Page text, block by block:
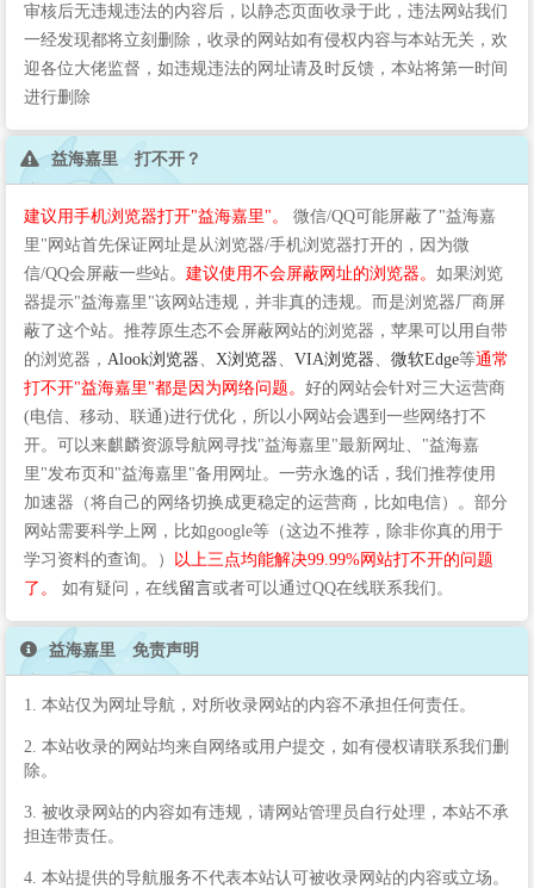
审核后无违规违法的内容后，以静态页面收录于此，违法网站我们
一经发现都将立刻删除，收录的网站如有侵权内容与本站无关，欢
迎各位大佬监督，如违规违法的网址请及时反馈，本站将第一时间
进行删除
益海嘉里 打不开？
建议用手机浏览器打开"益海嘉里"。
微信/QQ可能屏蔽了"益海嘉
里"网站首先保证网址是从浏览器/手机浏览器打开的，因为微
信/QQ会屏蔽一些站。 建议使用不会屏蔽网址的浏览器。 如果浏览
器提示"益海嘉里"该网站违规，并非真的违规。而是浏览器厂商屏
蔽了这个站。推荐原生态不会屏蔽网站的浏览器，苹果可以用自带
的浏览器， Alook浏览器 X浏览器 VIA浏览器 微软Edge等通常
打不开"益海嘉里"都是因为网络问题。 好的网站会针对三大运营商
(电信、移动、联通)进行优化，所以小网站会遇到一些网络打不
开。可以来麒麟资源导航网寻找"益海嘉里"最新网址、"益海嘉
里"发布页和"益海嘉里"备用网址。一劳永逸的话，我们推荐使用
加速器（将自己的网络切换成更稳定的运营商，比如电信）。部分
网站需要科学上网，比如google等（这边不推荐，除非你真的用于
学习资料的查询。）
以上三点均能解决99.99%网站打不开的问题
了。
如有疑问，在线留言或者可以通过QQ在线联系我们。
益海嘉里 免责声明
1. 本站仅为网址导航，对所收录网站的内容不承担任何责任。
2. 本站收录的网站均来自网络或用户提交，如有侵权请联系我们删
除。
3. 被收录网站的内容如有违规，请网站管理员自行处理，本站不承
担连带责任。
4. 本站提供的导航服务不代表本站认可被收录网站的内容或立场。